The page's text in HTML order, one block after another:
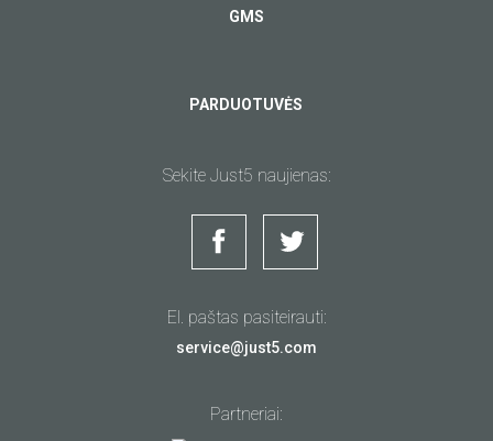
GMS
PARDUOTUVĖS
Sekite Just5 naujienas:
El. paštas pasiteirauti:
service@just5.com
Partneriai: